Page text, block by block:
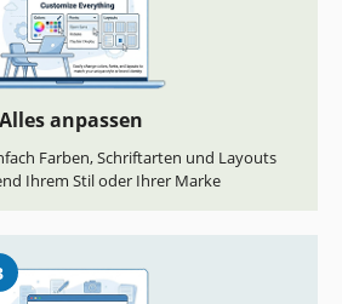
Alles anpassen
Farben, Schriftarten und Layouts
Ihrem Stil oder Ihrer Marke